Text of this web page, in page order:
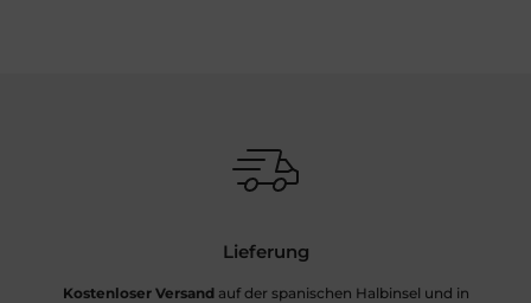
Lieferung
Kostenloser Versandauf der spanischen Halbinsel und in